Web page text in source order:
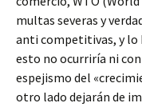
multas severas y
anti competitivas, y lo
esto no ocurriría ni
espejismo del
otro lado dejarán de